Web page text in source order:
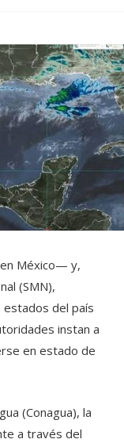
México— y,
(SMN),
del país
instan a
en estado de
(Conagua), la
a través del